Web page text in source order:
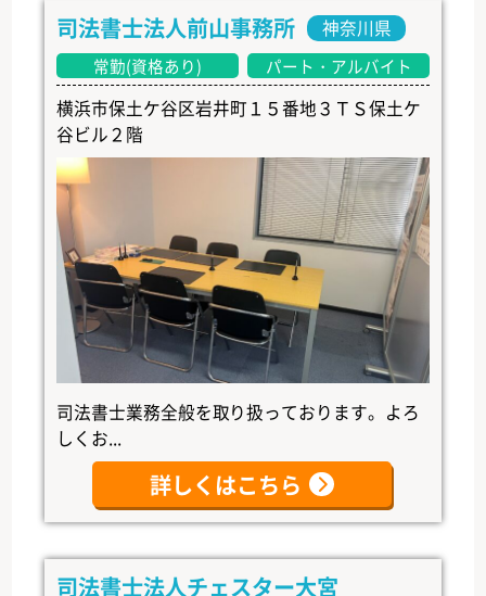
司法書士法人前山事務所 神奈川県
常勤(資格あり) パート・アルバイト
横浜市保土ケ谷区岩井町１５番地３ＴＳ保土ケ
谷ビル２階
司法書士業務全般を取り扱っております。よろ
しくお...
詳しくはこちら
司法書士法人チェスター大宮